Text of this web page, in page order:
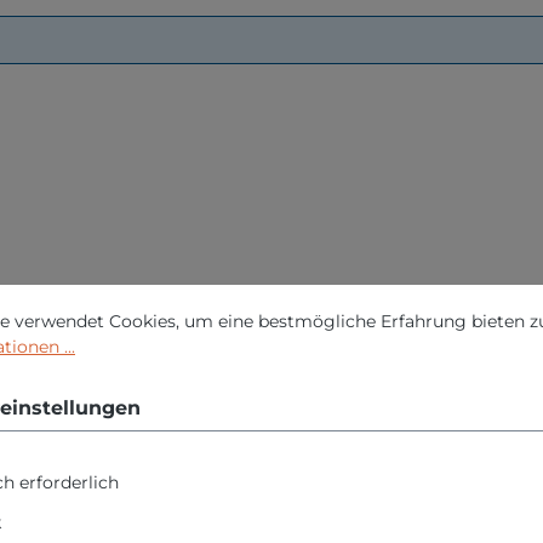
Cookies, um eine bestmögliche Erfahrung bieten zu
verwendet Cookies, um eine bestmögliche Erfahrung bieten
...
erforderlich